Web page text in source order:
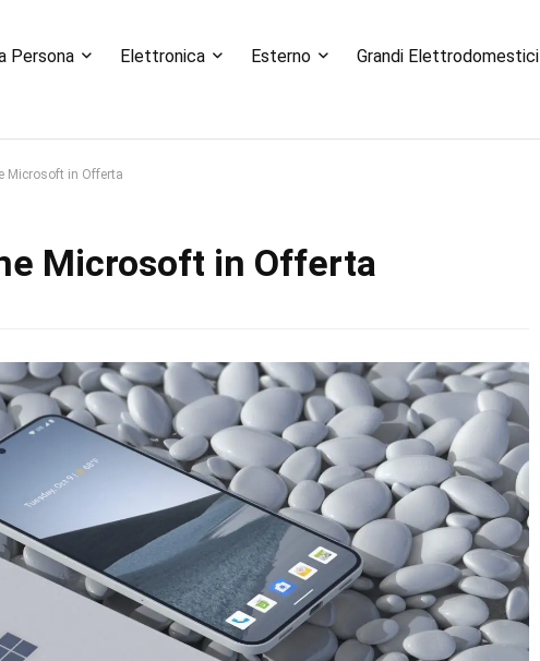
Persona Elettronica Esterno Grandi Elettrodomestici
Microsoft in Offerta
Microsoft in Offerta